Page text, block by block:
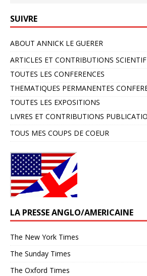
SUIVRE
ABOUT ANNICK LE GUERER
ARTICLES ET CONTRIBUTIONS
TOUTES LES CONFERENCES
THEMATIQUES PERMANENTES
TOUTES LES EXPOSITIONS
LIVRES ET CONTRIBUTIONS
TOUS MES COUPS DE COEUR
LA PRESSE ANGLO/AMERICAINE
The New York Times
The Sunday Times
The Oxford Times